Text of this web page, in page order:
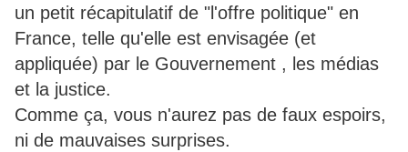
un petit récapitulatif de "l'offre politique" en
France, telle qu'elle est envisagée (et
appliquée) par le Gouvernement , les médias
et la justice.
Comme ça, vous n'aurez pas de faux espoirs,
ni de mauvaises surprises.